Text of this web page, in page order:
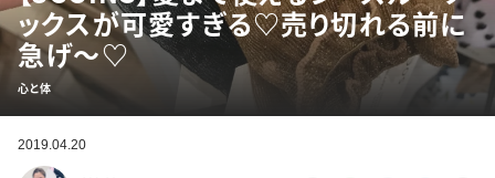
ックスが可愛すぎる♡売り切れる前に
急げ〜♡
心と体
2019.04.20